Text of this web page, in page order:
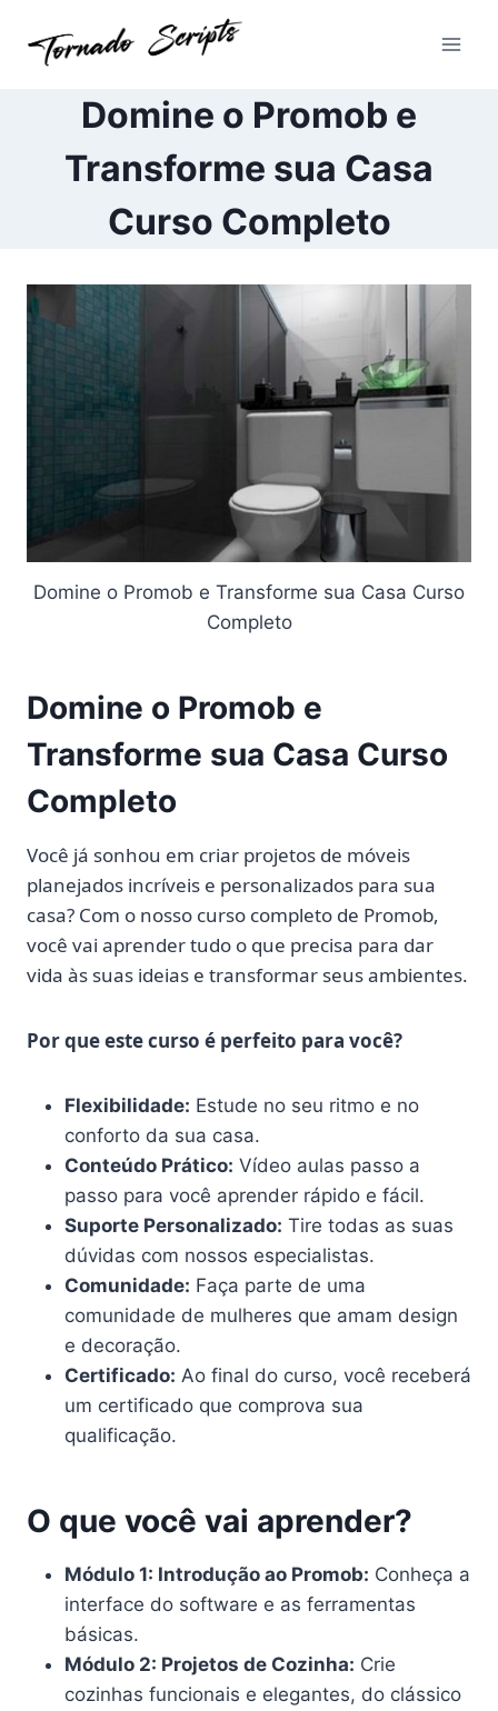
para
ConteúdoDomine o Promob e
Transforme sua Casa
Curso Completo
Domine o Promob e Transforme sua Casa Curso
Completo
Domine o Promob e
Transforme sua Casa Curso
Completo
Você já sonhou em criar projetos de móveis
planejados incríveis e personalizados para sua
casa? Com o nosso curso completo de Promob,
você vai aprender tudo o que precisa para dar
vida às suas ideias e transformar seus ambientes.
Por que este curso é perfeito para você?
Flexibilidade: Estude no seu ritmo e no
conforto da sua casa.
Conteúdo Prático: Vídeo aulas passo a
passo para você aprender rápido e fácil.
Suporte Personalizado: Tire todas as suas
dúvidas com nossos especialistas.
Comunidade: Faça parte de uma
comunidade de mulheres que amam design
e decoração.
Certificado: Ao final do curso, você receberá
um certificado que comprova sua
qualificação.
O que você vai aprender?
Módulo 1: Introdução ao Promob: Conheça a
interface do software e as ferramentas
básicas.
Módulo 2: Projetos de Cozinha: Crie
cozinhas funcionais e elegantes, do clássico